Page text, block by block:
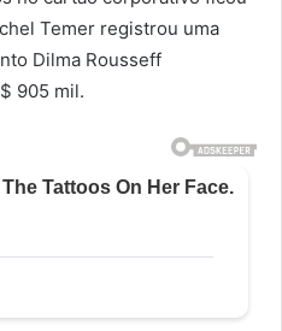
Temer registrou uma
Dilma Rousseff
905 mil.